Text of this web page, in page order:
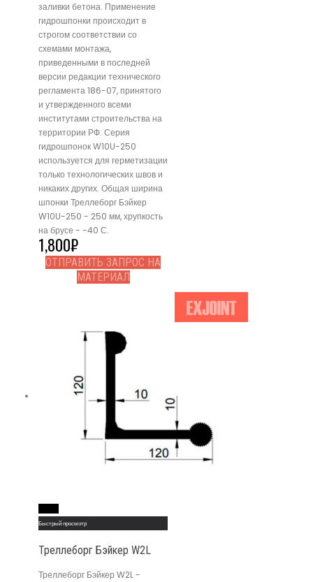
заливки бетона. Применение
гидрошпонки происходит в
строгом соответствии со
схемами монтажа,
приведенными в последней
версии редакции технического
регламента 186-07, принятого
и утвержденного всеми
институтами строительства на
территории РФ. Серия
гидрошпонок W10U-250
используется для герметизации
только технологических швов и
никаких других. Общая ширина
шпонки Треллеборг Бэйкер
W10U-250 - 250 мм, хрупкость
на брусе - -40 С.
1,800₽
ОТПРАВИТЬ ЗАПРОС НА
МАТЕРИАЛ
Быстрый просмотр
Треллеборг Бэйкер W2L
Треллеборг Бэйкер W2L -